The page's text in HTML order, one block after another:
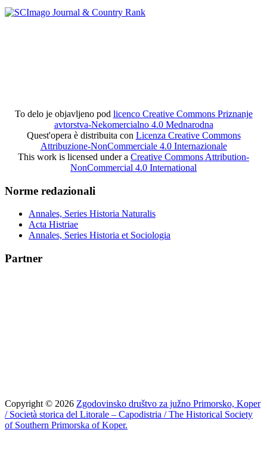
To delo je objavljeno pod licenco Creative Commons Priznanje
avtorstva-Nekomercialno 4.0 Mednarodna
Quest'opera è distribuita con Licenza Creative Commons
Attribuzione-NonCommerciale 4.0 Internazionale
This work is licensed under a Creative Commons Attribution-
NonCommercial 4.0 International
Norme redazionali
Annales, Series Historia Naturalis
Acta Histriae
Annales, Series Historia et Sociologia
Partner
Copyright © 2026 Zgodovinsko društvo za južno Primorsko, Koper
/ Società storica del Litorale – Capodistria / The Historical Society
of Southern Primorska of Koper.